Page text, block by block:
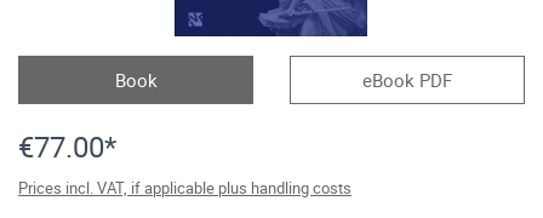
Book eBook PDF
€77.00*
Prices incl. VAT, if applicable plus handling costs